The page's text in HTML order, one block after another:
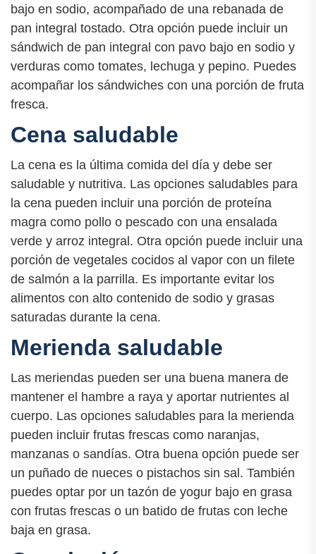
bajo en sodio, acompañado de una rebanada de
pan integral tostado. Otra opción puede incluir un
sándwich de pan integral con pavo bajo en sodio y
verduras como tomates, lechuga y pepino. Puedes
acompañar los sándwiches con una porción de fruta
fresca.
Cena saludable
La cena es la última comida del día y debe ser
saludable y nutritiva. Las opciones saludables para
la cena pueden incluir una porción de proteína
magra como pollo o pescado con una ensalada
verde y arroz integral. Otra opción puede incluir una
porción de vegetales cocidos al vapor con un filete
de salmón a la parrilla. Es importante evitar los
alimentos con alto contenido de sodio y grasas
saturadas durante la cena.
Merienda saludable
Las meriendas pueden ser una buena manera de
mantener el hambre a raya y aportar nutrientes al
cuerpo. Las opciones saludables para la merienda
pueden incluir frutas frescas como naranjas,
manzanas o sandías. Otra buena opción puede ser
un puñado de nueces o pistachos sin sal. También
puedes optar por un tazón de yogur bajo en grasa
con frutas frescas o un batido de frutas con leche
baja en grasa.